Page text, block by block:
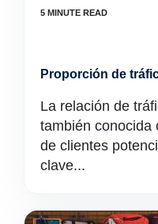
Proporción de
La relación de
también conocida
de clientes
clave...